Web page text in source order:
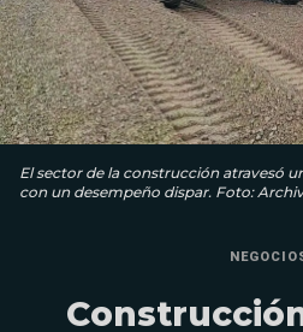
El sector de la construcción atravesó
con un desempeño dispar. Foto: